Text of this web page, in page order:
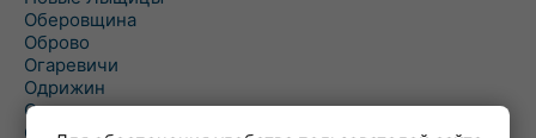
Оберовщина
Оброво
Огаревичи
Одрижин
Оздамичи
Озяты